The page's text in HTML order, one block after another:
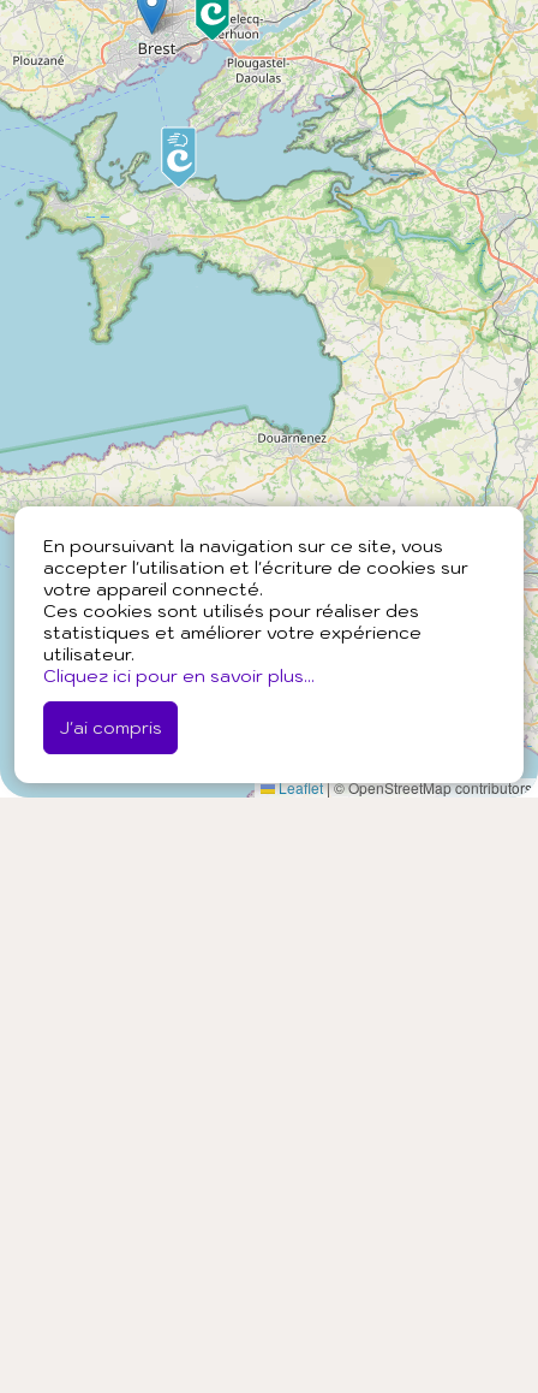
En poursuivant la navigation sur ce site, vous
accepter l'utilisation et l'écriture de cookies sur
votre appareil connecté.
Ces cookies sont utilisés pour réaliser des
statistiques et améliorer votre expérience
utilisateur.
Cliquez ici pour en savoir plus...
J'ai compris
Leaflet|© OpenStreetMap contributors